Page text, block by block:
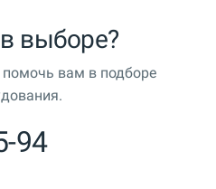
выборе?
вам в подборе
94